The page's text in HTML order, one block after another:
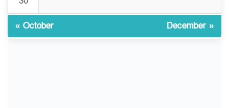
১০
ভোরে ঝিনাইদহ সীমান্তে জটলা
দেখে বিএসএফের রাবার বুলেট,
« October December »